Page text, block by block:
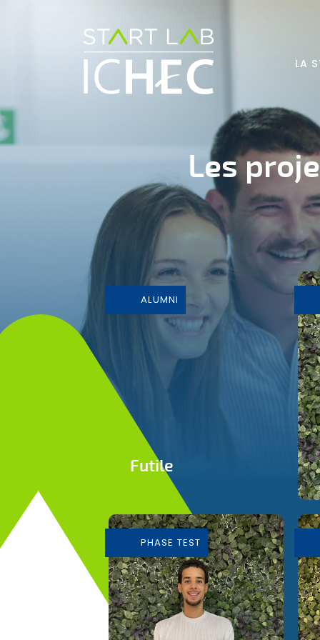
LA
Les
ALUMNI
Futile
Conception et
Fabrication de mobilier
durable
En savoir plus
PHASE TEST